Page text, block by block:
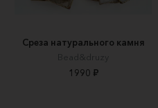
Среза натурального камня
Bead&druzy
1990 ₽